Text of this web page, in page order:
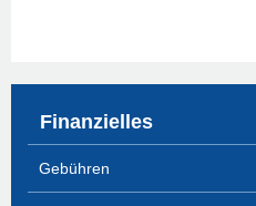
Finanzielles
Gebühren